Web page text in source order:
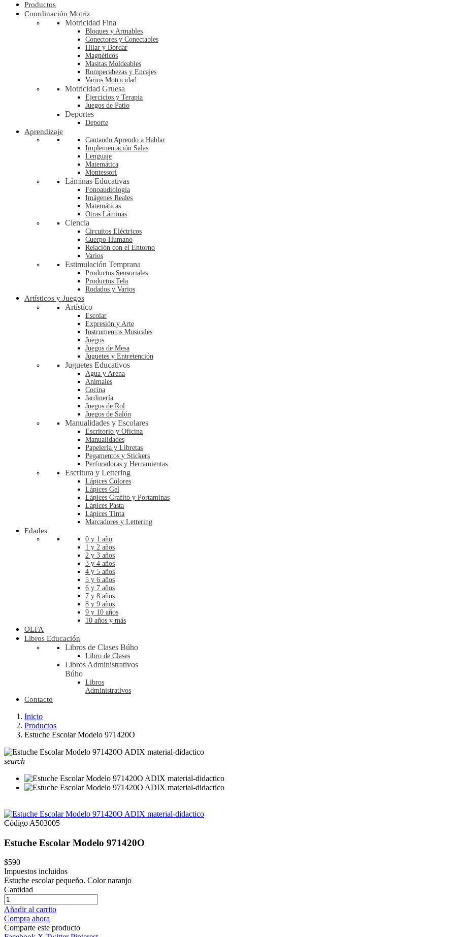
Productos
Coordinación Motriz
Motricidad Fina
Bloques y Armables
Conectores y Conectables
Hilar y Bordar
Magnéticos
Masitas Moldeables
Rompecabezas y Encajes
Varios Motricidad
Motricidad Gruesa
Ejercicios y Terapia
Juegos de Patio
Deportes
Deporte
Aprendizaje
Cantando Aprendo a Hablar
Implementación Salas
Lenguaje
Matemática
Montessori
Láminas Educativas
Fonoaudiología
Imágenes Reales
Matemáticas
Otras Láminas
Ciencia
Circuitos Eléctricos
Cuerpo Humano
Relación con el Entorno
Varios
Estimulación Temprana
Productos Sensoriales
Productos Tela
Rodados y Varios
Artísticos y Juegos
Artístico
Escolar
Expresión y Arte
Instrumentos Musicales
Juegos
Juegos de Mesa
Juguetes y Entretención
Juguetes Educativos
Agua y Arena
Animales
Cocina
Jardinería
Juegos de Rol
Juegos de Salón
Manualidades y Escolares
Escritorio y Oficina
Manualidades
Papelería y Libretas
Pegamentos y Stickers
Perforadoras y Herramientas
Escritura y Lettering
Lápices Colores
Lápices Gel
Lápices Grafito y Portaminas
Lápices Pasta
Lápices Tinta
Marcadores y Lettering
Edades
0 y 1 año
1 y 2 años
2 y 3 años
3 y 4 años
4 y 5 años
5 y 6 años
6 y 7 años
7 y 8 años
8 y 9 años
9 y 10 años
10 años y más
OLFA
Libros Educación
Libros de Clases Búho
Libro de Clases
Libros Administrativos
Búho
Libros
Administrativos
Contacto
Inicio
Productos
Estuche Escolar Modelo 971420O
search
Código A503005
Estuche Escolar Modelo 971420O
$590
Impuestos incluidos
Estuche escolar pequeño. Color naranjo
Cantidad
Añadir al carrito
Compra ahora
Comparte este producto